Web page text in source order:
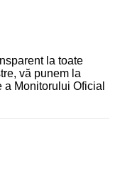
la toate
vă punem la
Monitorului Oficial